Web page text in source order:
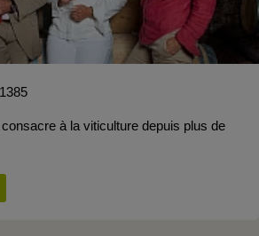
1385
à la viticulture depuis plus de